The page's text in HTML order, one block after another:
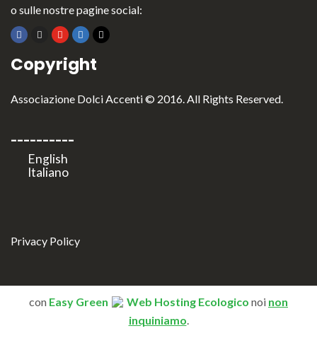
o sulle nostre pagine social:
Copyright
Associazione Dolci Accenti © 2016. All Rights Reserved.
----------
Privacy Policy
con Easy Green Web Hosting Ecologico noi non
inquiniamo.